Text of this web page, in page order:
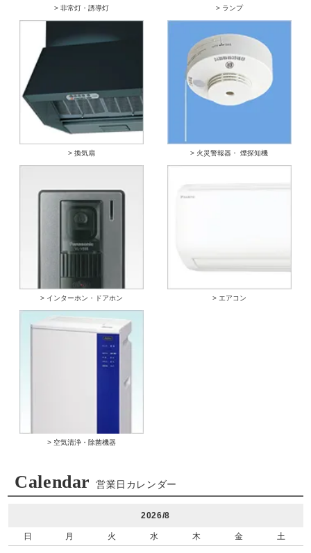
> 非常灯・誘導灯 > ランプ
> 換気扇 > 火災警報器・ 煙探知機
> インターホン・ドアホン > エアコン
> 空気清浄・除菌機器
Calendar 営業日カレンダー
2026/8
日 月 火 水 木 金 土